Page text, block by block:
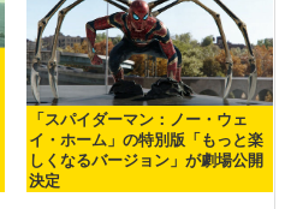
「スパイダーマン：ノー・ウェ
イ・ホーム」の特別版「もっと楽
しくなるバージョン」が劇場公開
決定